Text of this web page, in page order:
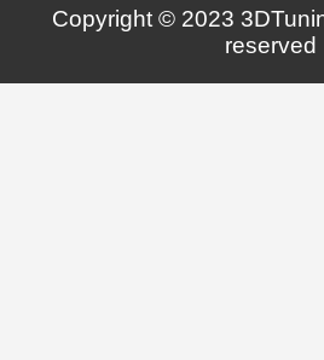
Copyright © 2023
reserved